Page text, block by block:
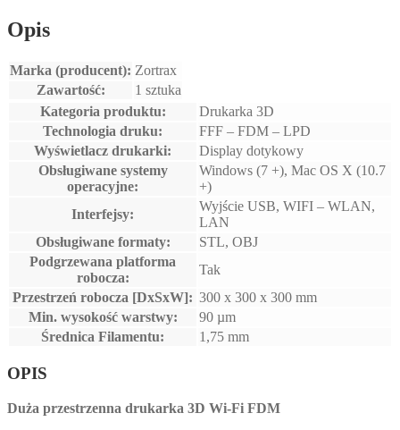
Opis
Marka (producent): Zortrax
Zawartość:
1 sztuka
Kategoria produktu:
Drukarka 3D
Technologia druku:
FFF – FDM – LPD
Wyświetlacz drukarki:
Display dotykowy
Obsługiwane systemy
operacyjne:
Windows (7 +), Mac OS X (10.7
+)
Interfejsy:
Wyjście USB, WIFI – WLAN,
LAN
Obsługiwane formaty:
STL, OBJ
Podgrzewana platforma
robocza:
Tak
Przestrzeń robocza [DxSxW]: 300 x 300 x 300 mm
Min. wysokość warstwy:
90 µm
Średnica Filamentu:
1,75 mm
OPIS
Duża przestrzenna drukarka 3D Wi-Fi FDM